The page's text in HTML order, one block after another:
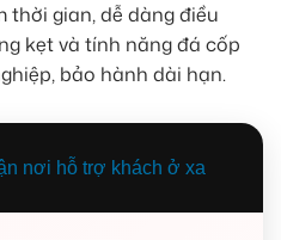
thời gian, dễ dàng điều
kẹt và tính năng đá cốp
bảo hành dài hạn.